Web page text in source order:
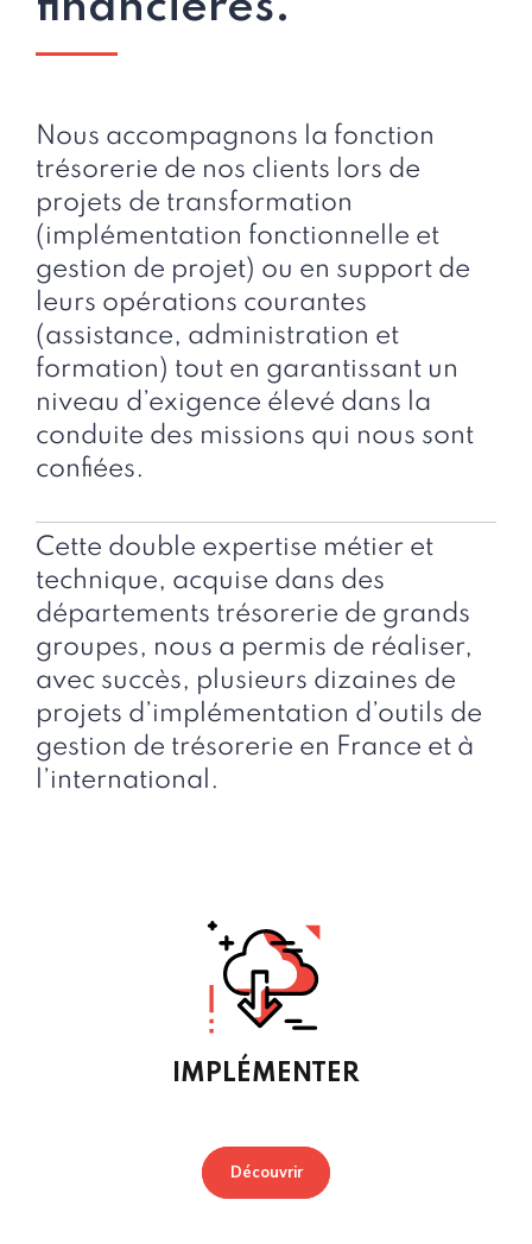
Nous accompagnons la fonction
trésorerie de nos clients lors de
projets de transformation
(implémentation fonctionnelle et
gestion de projet) ou en support de
leurs opérations courantes
(assistance, administration et
formation) tout en garantissant un
niveau d’exigence élevé dans la
conduite des missions qui nous sont
confiées.
Cette double expertise métier et
technique, acquise dans des
départements trésorerie de grands
groupes, nous a permis de réaliser,
avec succès, plusieurs dizaines de
projets d’implémentation d’outils de
gestion de trésorerie en France et à
l’international.
IMPLÉMENTER
Découvrir